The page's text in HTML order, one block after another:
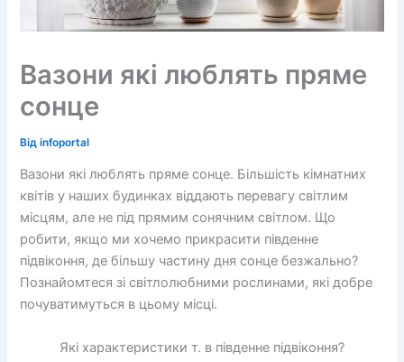
Вазони які люблять пряме
сонце
Відinfoportal
Вазони які люблять пряме сонце. Більшість кімнатних
квітів у наших будинках віддають перевагу світлим
місцям, але не під прямим сонячним світлом. Що
робити, якщо ми хочемо прикрасити південне
підвіконня, де більшу частину дня сонце безжально?
Познайомтеся зі світлолюбними рослинами, які добре
почуватимуться в цьому місці.
Які характеристики т. в південне підвіконня?